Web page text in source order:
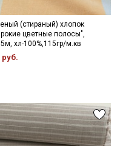
(стираный) хлопок
цветные полосы",
хл-100%,115гр/м.кв
руб.
30% на узкие